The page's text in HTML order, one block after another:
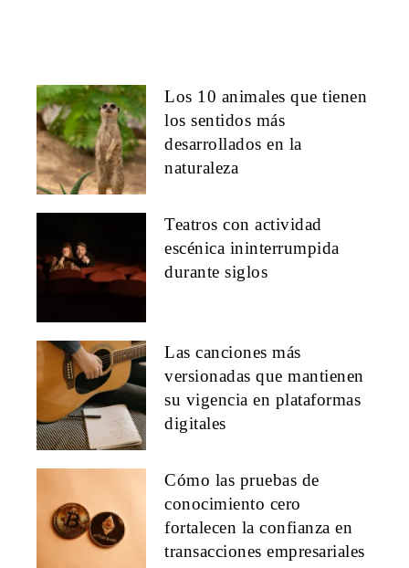
Los 10 animales que tienen
los sentidos más
desarrollados en la
naturaleza
Teatros con actividad
escénica ininterrumpida
durante siglos
Las canciones más
versionadas que mantienen
su vigencia en plataformas
digitales
Cómo las pruebas de
conocimiento cero
fortalecen la confianza en
transacciones empresariales